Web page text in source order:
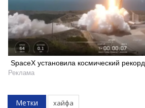
SpaceX установила космический рекорд
Реклама
Метки хайфа